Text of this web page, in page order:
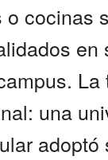
cocinas
en
La
una
adoptó